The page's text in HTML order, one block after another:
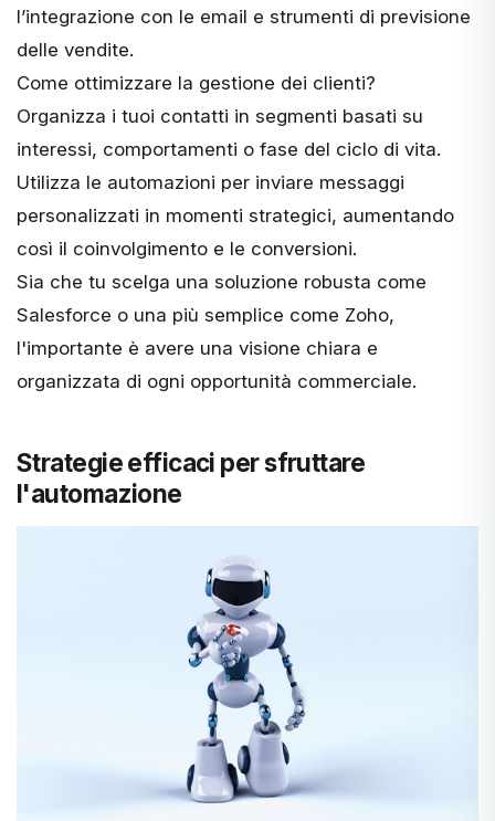
l’integrazione con le email e strumenti di previsione
delle vendite.
Come ottimizzare la gestione dei clienti?
Organizza i tuoi contatti in segmenti basati su
interessi, comportamenti o fase del ciclo di vita.
Utilizza le automazioni per inviare messaggi
personalizzati in momenti strategici, aumentando
così il coinvolgimento e le conversioni.
Sia che tu scelga una soluzione robusta come
Salesforce o una più semplice come Zoho,
l'importante è avere una visione chiara e
organizzata di ogni opportunità commerciale.
Strategie efficaci per sfruttare
l'automazione